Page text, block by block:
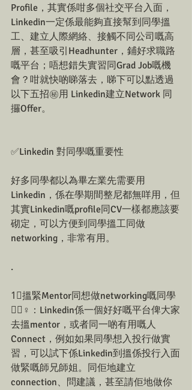
Profile，其實係咁多個社交平台入面，
Linkedin一定係最能夠直接幫到同學搵
工、建立人際網絡、接觸不同公司嘅高
層，甚至吸引Headhunter，鋪好求職路
嘅平台；唔想錯失實習同Grad Job嘅機
會？咁就快啲睇落去，睇下可以點透過
以下五招㊙用 Linkedin建立Network 同
攞Offer。
✅Linkedin 對同學嘅重要性
好多同學都以為畢左業先需要用
Linkedin，係在學期間整尼都無咩用，但
其實Linkedin嘅profile同CV一樣都應該要
砌定，可以方便到同學搵工同做
networking，非常有用。
.
1⃣搵緊Mentor同想做networking嘅同學
🕵🏻♀：Linkedin係一個好好嘅平台俾大家
去搵mentor，或者同一啲有用嘅人
Connect，例如如果同學想入投行做實
習，可以試下係Linkedin到搵係投行入面
做緊嘅師兄師姐。同佢地建立
connection、問建議，甚至請佢地做你